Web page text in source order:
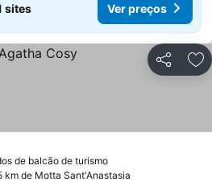
sites Ver preços
Partilhar
de balcão de turismo
km de Motta Sant'Anastasia